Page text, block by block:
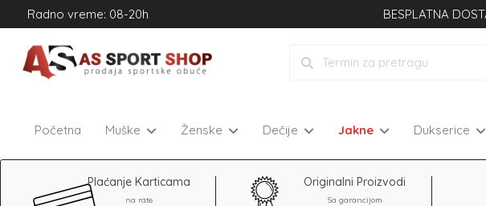
Radno vreme: 08-20h BESPLATNA
Početna Muške Ženske Dečije Jakne Dukserice
Plaćanje Karticama
na rate
Originalni Proizvodi
Sa garancijom